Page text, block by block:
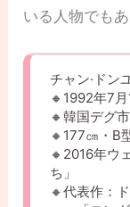
いる人物でもあ
チャン·ドン
🔸1992年7
🔸韓国デグ
🔸177㎝・B
🔸2016年ウ
ち」
🔸代表作：